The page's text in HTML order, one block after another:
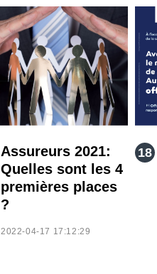
Assureurs 2021:
Quelles sont les 4
premières places
?
2022-04-17 17:12:29